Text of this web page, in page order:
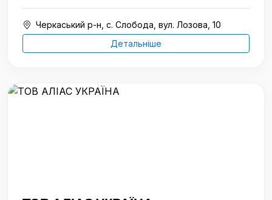
Черкаський р-н, с. Слобода, вул. Лозова, 10
Детальніше